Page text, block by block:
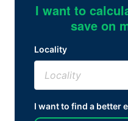
I want to
save on
Locality
I want to find a better